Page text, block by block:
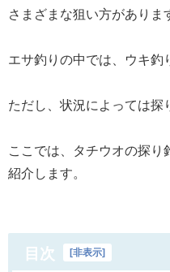
さまざまな狙い方がありま
エサ釣りの中では、ウキ釣
ただし、状況によっては探
ここでは、タチウオの探
紹介します。
目次 非表示